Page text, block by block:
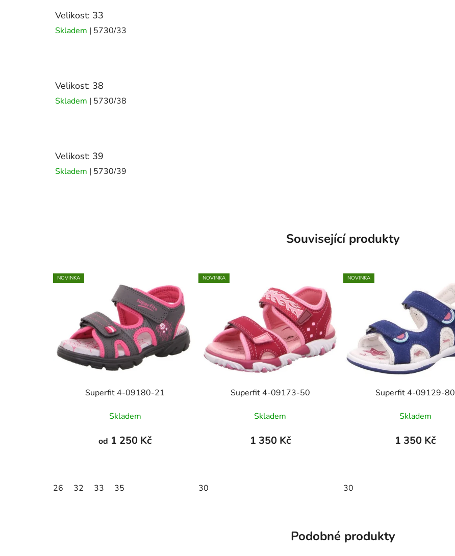
Velikost: 33
Skladem | 5730/33
Velikost: 38
Skladem | 5730/38
Velikost: 39
Skladem | 5730/39
Související produkty
NOVINKA
Superfit 4-09180-21
Skladem
od 1 250 Kč
26 32 33 35
NOVINKA
Superfit 4-09173-50
Skladem
1 350 Kč
30
NOVINKA
Superfit 4-09129-80
Skladem
1 350 Kč
30
Podobné produkty